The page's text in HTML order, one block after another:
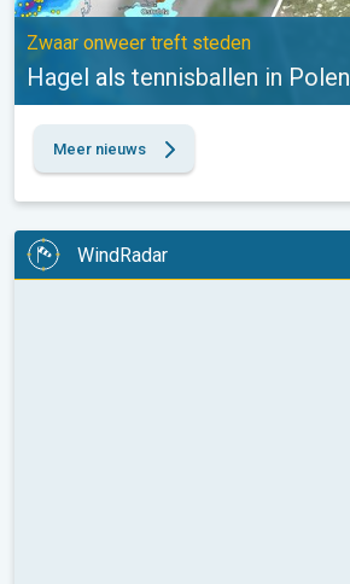
Zwaar onweer treft steden
Hagel als tennisballen in Polen
Meer nieuws
WindRadar